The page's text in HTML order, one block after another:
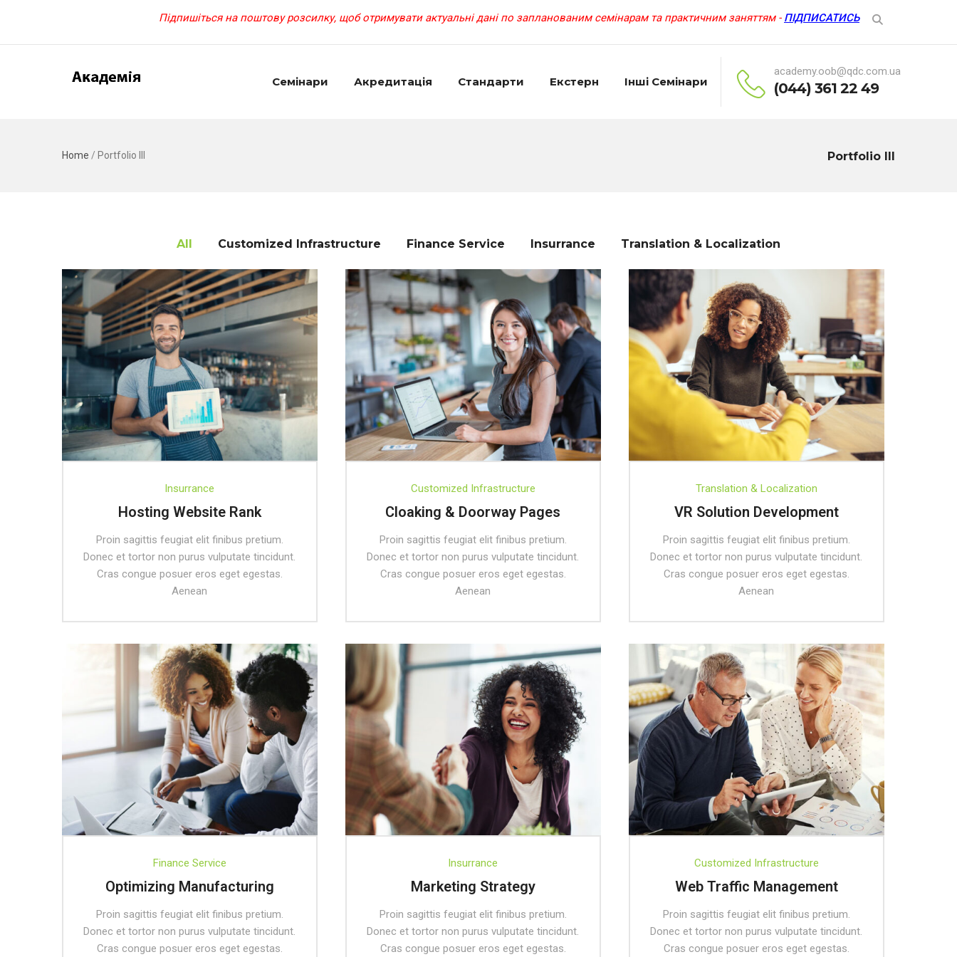
Підпишіться на поштову розсилку, щоб отримувати актуальні дані по запланованим семінарам та практичним заняттям - ПІДПИСАТИСЬ
Семінари Акредитація Cтандарти Екстерн Інші Семінари
academy.oob@qdc.com.ua
(044) 361 22 49
Portfolio III
Home / Portfolio III
All Customized Infrastructure Finance Service Insurrance Translation & Localization
Insurrance
Hosting Website Rank
Proin sagittis feugiat elit finibus pretium.
Donec et tortor non purus vulputate tincidunt.
Cras congue posuer eros eget egestas.
Aenean
Customized Infrastructure
Cloaking & Doorway Pages
Proin sagittis feugiat elit finibus pretium.
Donec et tortor non purus vulputate tincidunt.
Cras congue posuer eros eget egestas.
Aenean
Translation & Localization
VR Solution Development
Proin sagittis feugiat elit finibus pretium.
Donec et tortor non purus vulputate tincidunt.
Cras congue posuer eros eget egestas.
Aenean
Finance Service
Optimizing Manufacturing
Proin sagittis feugiat elit finibus pretium.
Donec et tortor non purus vulputate tincidunt.
Cras congue posuer eros eget egestas.
Insurrance
Marketing Strategy
Proin sagittis feugiat elit finibus pretium.
Donec et tortor non purus vulputate tincidunt.
Cras congue posuer eros eget egestas.
Customized Infrastructure
Web Traffic Management
Proin sagittis feugiat elit finibus pretium.
Donec et tortor non purus vulputate tincidunt.
Cras congue posuer eros eget egestas.